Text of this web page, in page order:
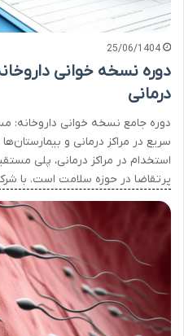
25/06/1404
دوره نسخه خوانی
درمانی
دوره جامع نسخه خوانی داروخانه:
سریع در مراکز درمانی و
استخدام در مراکز درمانی، پلی
پرتقاضا در حوزه سلامت است. با